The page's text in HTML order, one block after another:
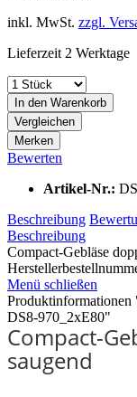
inkl. MwSt. zzgl.
Lieferzeit 2 Werktage
In den Warenkorb
Vergleichen
Merken
Bewerten
Artikel-Nr.:
Beschreibung
Beschreibung
Compact-Gebläse
Menü schließen
Produktinformationen
DS8-970_2xE80"
Compact-
saugend